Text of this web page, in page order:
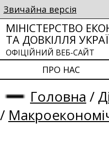
Звичайна версія
МІНІСТЕРСТВО
ТА ДОВКІЛЛЯ
ОФІЦІЙНИЙ ВЕБ-САЙТ
ПРО НАС
Головна /
/